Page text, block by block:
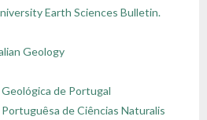
Earth Sciences Bulletin.
Geology
de Portugal
de Ciências Naturalis